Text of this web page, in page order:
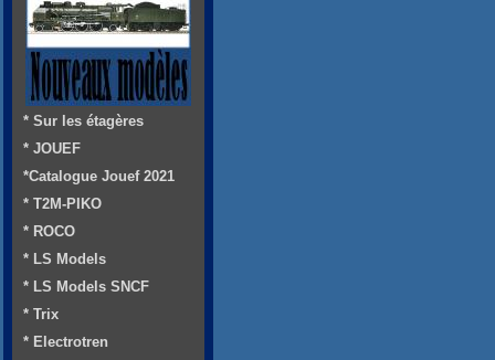
* Sur les étagères
* JOUEF
*Catalogue Jouef 2021
* T2M-PIKO
* ROCO
* LS Models
* LS Models SNCF
* Trix
* Electrotren